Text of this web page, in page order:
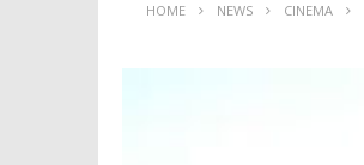
HOME NEWS CINEMA